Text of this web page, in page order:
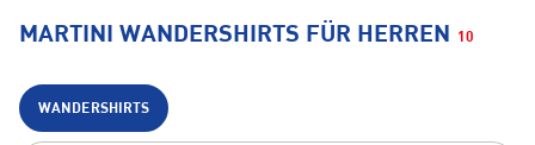
MARTINI WANDERSHIRTS FÜR HERREN 10
WANDERSHIRTS